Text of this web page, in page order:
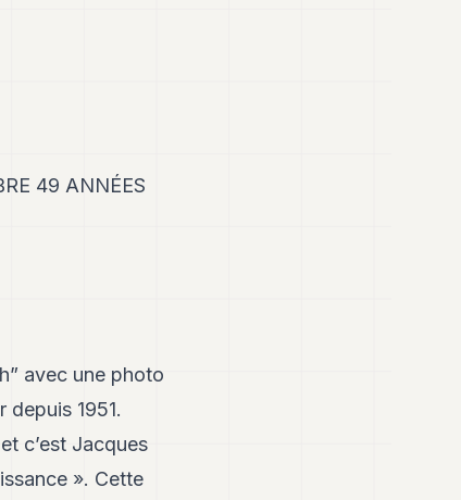
49 ANNÉES
avec une photo
1951.
c’est Jacques
». Cette